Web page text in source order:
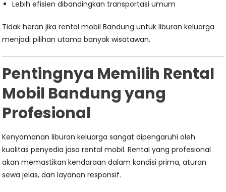
Lebih efisien dibandingkan transportasi umum
Tidak heran jika rental mobil Bandung untuk liburan keluarga
menjadi pilihan utama banyak wisatawan.
Pentingnya Memilih Rental
Mobil Bandung yang
Profesional
Kenyamanan liburan keluarga sangat dipengaruhi oleh
kualitas penyedia jasa rental mobil. Rental yang profesional
akan memastikan kendaraan dalam kondisi prima, aturan
sewa jelas, dan layanan responsif.